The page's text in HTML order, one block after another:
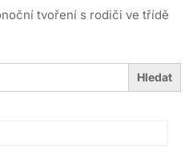
tvoření s rodiči ve třídě